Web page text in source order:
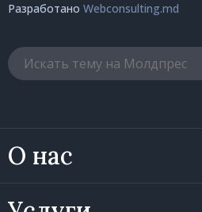
О нас
Разработано Webconsulting.md